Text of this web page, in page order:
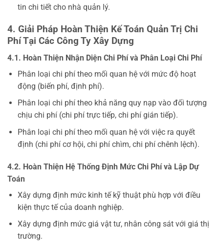
tin chi tiết cho nhà quản lý.
4. Giải Pháp Hoàn Thiện Kế Toán Quản Trị Chi
Phí Tại Các Công Ty Xây Dựng
4.1. Hoàn Thiện Nhận Diện Chi Phí và Phân Loại Chi Phí
Phân loại chi phí theo mối quan hệ với mức độ hoạt
động (biến phí, định phí).
Phân loại chi phí theo khả năng quy nạp vào đối tượng
chịu chi phí (chi phí trực tiếp, chi phí gián tiếp).
Phân loại chi phí theo mối quan hệ với việc ra quyết
định (chi phí cơ hội, chi phí chìm, chi phí chênh lệch).
4.2. Hoàn Thiện Hệ Thống Định Mức Chi Phí và Lập Dự
Toán
Xây dựng định mức kinh tế kỹ thuật phù hợp với điều
kiện thực tế của doanh nghiệp.
Xây dựng định mức giá vật tư, nhân công sát với giá thị
trường.